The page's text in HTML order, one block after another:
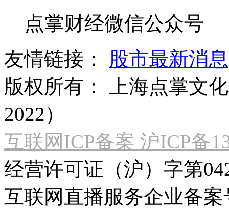
点掌财经微信公众号
友情链接：
股市最新消息
版权所有：
上海点掌文
2022）
互联网ICP备案 沪ICP备
经营许可证（沪）字第
互联网直播服务企业备案